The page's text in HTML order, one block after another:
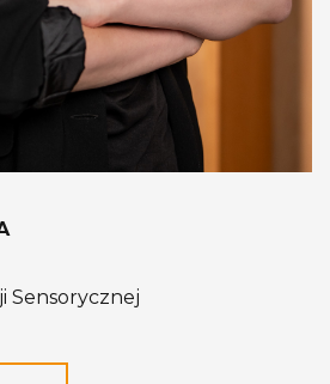
Sensorycznej